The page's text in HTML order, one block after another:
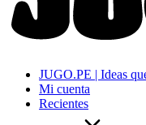
JUGO.PE | Ideas
Mi cuenta
Recientes